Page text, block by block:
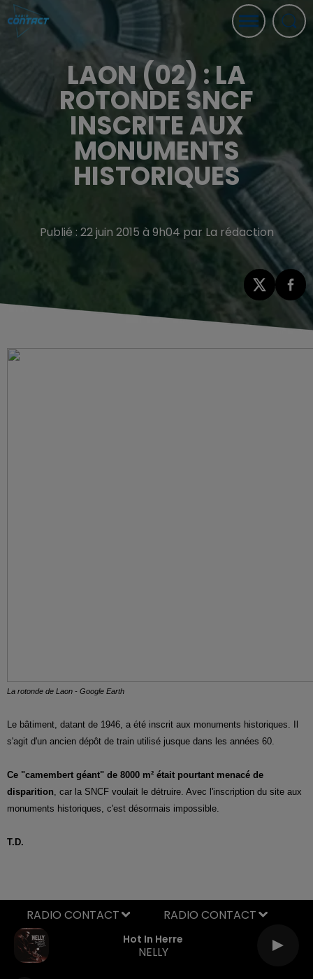
LAON (02) : LA
ROTONDE SNCF
INSCRITE AUX
MONUMENTS
HISTORIQUES
Publié : 22 juin 2015 à 9h04 par La rédaction
La rotonde de Laon - Google Earth
Le bâtiment, datant de 1946, a été inscrit aux monuments historiques. Il
s'agit d'un ancien dépôt de train utilisé jusque dans les années 60.
Ce "camembert géant" de 8000 m² était pourtant menacé de
disparition , car la SNCF voulait le détruire. Avec l'inscription du site aux
monuments historiques, c'est désormais impossible.
T.D.
Hot In Herre
NELLY
RADIO CONTACT